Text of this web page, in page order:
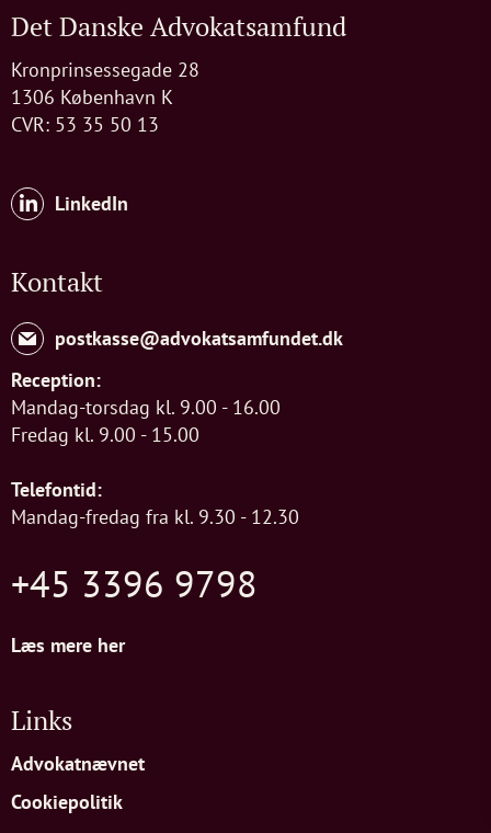
Det Danske Advokatsamfund
Kronprinsessegade 28
1306 København K
CVR: 53 35 50 13
LinkedIn
Kontakt
postkasse@advokatsamfundet.dk
Reception:
Mandag-torsdag kl. 9.00 - 16.00
Fredag kl. 9.00 - 15.00
Telefontid:
Mandag-fredag fra kl. 9.30 - 12.30
+45 3396 9798
Læs mere her
Links
Advokatnævnet
Cookiepolitik